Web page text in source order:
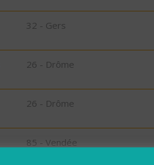
32 - Gers
26 - Drôme
26 - Drôme
85 - Vendée